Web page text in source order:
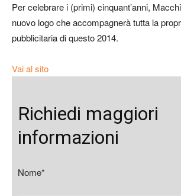
Per celebrare i (primi) cinquant’anni,
nuovo logo che accompagnerà tutta la
pubblicitaria di questo 2014.
Vai al sito
Richiedi maggiori
informazioni
Nome*